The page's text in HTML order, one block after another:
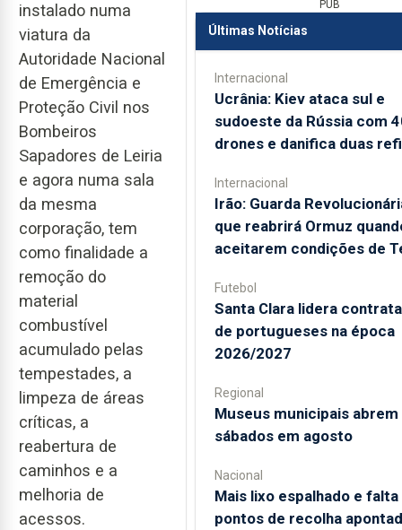
instalado numa
viatura da
Autoridade Nacional
de Emergência e
Proteção Civil nos
Bombeiros
Sapadores de Leiria
e agora numa sala
da mesma
corporação, tem
como finalidade a
remoção do
material
combustível
acumulado pelas
tempestades, a
limpeza de áreas
críticas, a
reabertura de
caminhos e a
melhoria de
acessos.
PUB
Últimas Notícias
Internacional
Ucrânia: Kiev ataca sul e
sudoeste da Rússia com
drones e danifica duas
Internacional
Irão: Guarda
que reabrirá Ormuz
aceitarem condições de
Futebol
Santa Clara lidera
de portugueses na época
2026/2027
Regional
Museus municipais abrem
sábados em agosto
Nacional
Mais lixo espalhado e falta
pontos de recolha